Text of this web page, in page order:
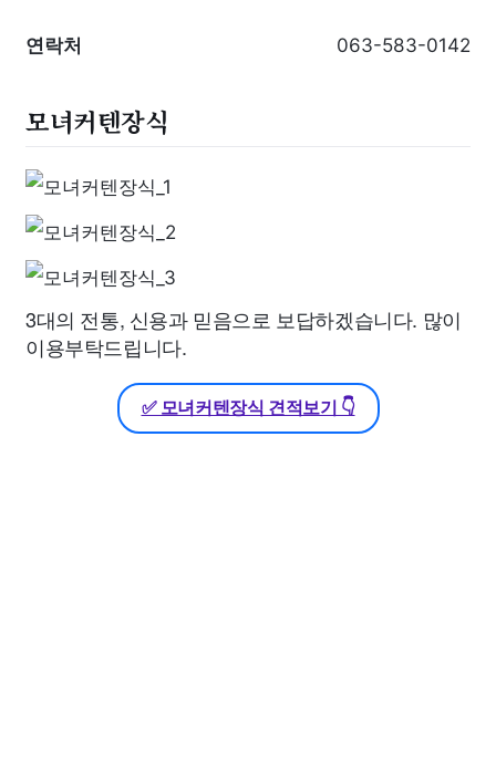
연락처 063-583-0142
모녀커텐장식
3대의 전통, 신용과 믿음으로 보답하겠습니다. 많이
이용부탁드립니다.
✅ 모녀커텐장식 견적보기 👇